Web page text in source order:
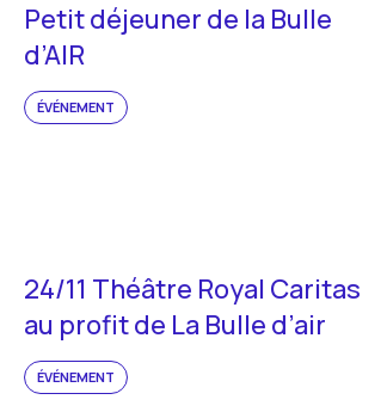
Petit déjeuner de la Bulle
d’AIR
ÉVÉNEMENT
24/11 Théâtre Royal Caritas
au profit de La Bulle d’air
ÉVÉNEMENT